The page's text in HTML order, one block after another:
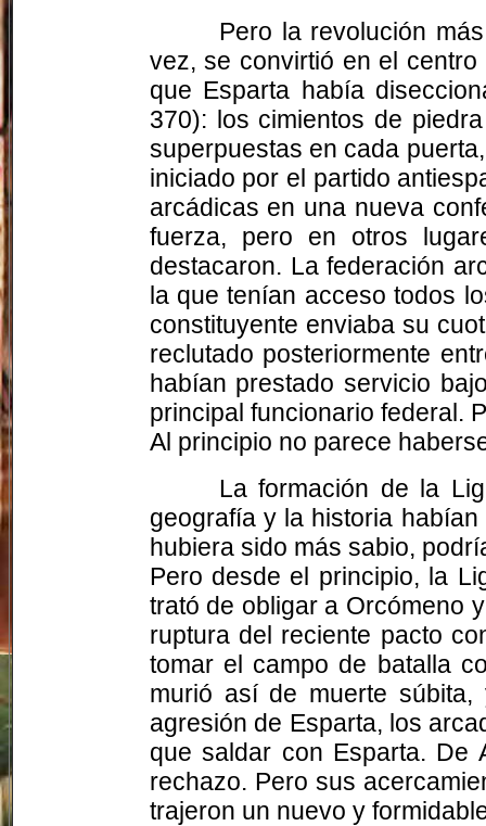
Pero la revolución
vez, se convirtió en el
que Esparta había
370): los cimientos de
superpuestas en cada
iniciado por el partido
arcádicas en una nueva
fuerza, pero en otros
destacaron. La federación
la que tenían acceso todos
constituyente enviaba su
reclutado posteriormente
habían prestado servicio
principal funcionario federal.
Al principio no parece
La formación de la
geografía y la historia
hubiera sido más sabio,
Pero desde el principio, la
trató de obligar a Orcómeno
ruptura del reciente pacto
tomar el campo de batalla
murió así de muerte
agresión de Esparta, los
que saldar con Esparta. De
rechazo. Pero sus
trajeron un nuevo y